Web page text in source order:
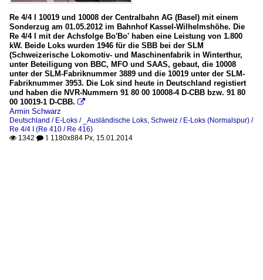
Re 4/4 I 10019 und 10008 der Centralbahn AG (Basel) mit einem
Sonderzug am 01.05.2012 im Bahnhof Kassel-Wilhelmshöhe. Die
Re 4/4 I mit der Achsfolge Bo'Bo' haben eine Leistung von 1.800
kW. Beide Loks wurden 1946 für die SBB bei der SLM
(Schweizerische Lokomotiv- und Maschinenfabrik in Winterthur,
unter Beteiligung von BBC, MFO und SAAS, gebaut, die 10008
unter der SLM-Fabriknummer 3889 und die 10019 unter der SLM-
Fabriknummer 3953. Die Lok sind heute in Deutschland registiert
und haben die NVR-Nummern 91 80 00 10008-4 D-CBB bzw. 91 80
00 10019-1 D-CBB. 
Armin Schwarz
Deutschland / E-Loks / _Ausländische Loks, Schweiz / E-Loks (Normalspur) /
Re 4/4 I (Re 410 / Re 416)
 1342  1 1180x884 Px, 15.01.2014